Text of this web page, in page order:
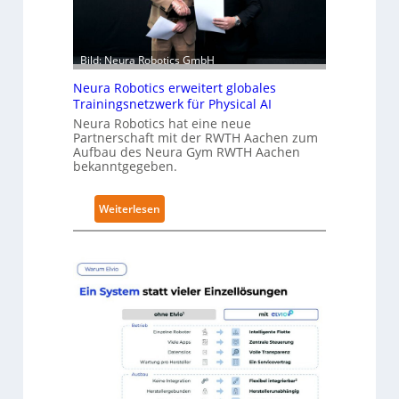
a
t
h
ä
l
t
e
u
r
i
t
-
v
l
2
-
Bild: Neura Robotics GmbH
Neura Robotics erweitert globales
Trainingsnetzwerk für Physical AI
Neura Robotics hat eine neue
Partnerschaft mit der RWTH Aachen zum
Aufbau des Neura Gym RWTH Aachen
bekanntgegeben.
Weiterlesen
N
R
o
b
o
t